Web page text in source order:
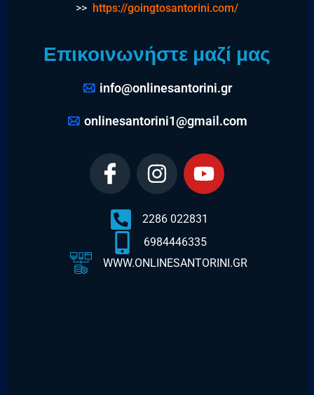
>> https://goingtosantorini.com/
Επικοινωνήστε μαζί μας
info@onlinesantorini.gr
onlinesantorini1@gmail.com
2286 022831
6984446335
WWW.ONLINESANTORINI.GR